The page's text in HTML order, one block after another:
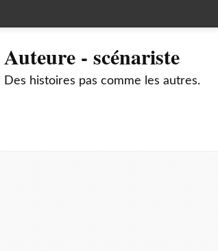
Auteure - scénariste
Des histoires pas comme les autres.